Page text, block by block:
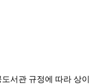
서관 규정에 따라 상이